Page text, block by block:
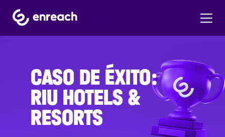
CASO DE ÉXITO:
RIU HOTELS &
RESORTS